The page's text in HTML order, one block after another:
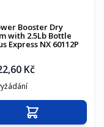
Booster Dry
with 2.5Lb Bottle
Express NX 60112P
Kč
Přidat do košíku